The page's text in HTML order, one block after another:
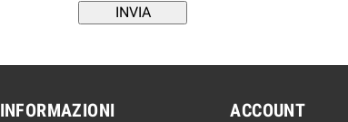
INFORMAZIONI ACCOUNT